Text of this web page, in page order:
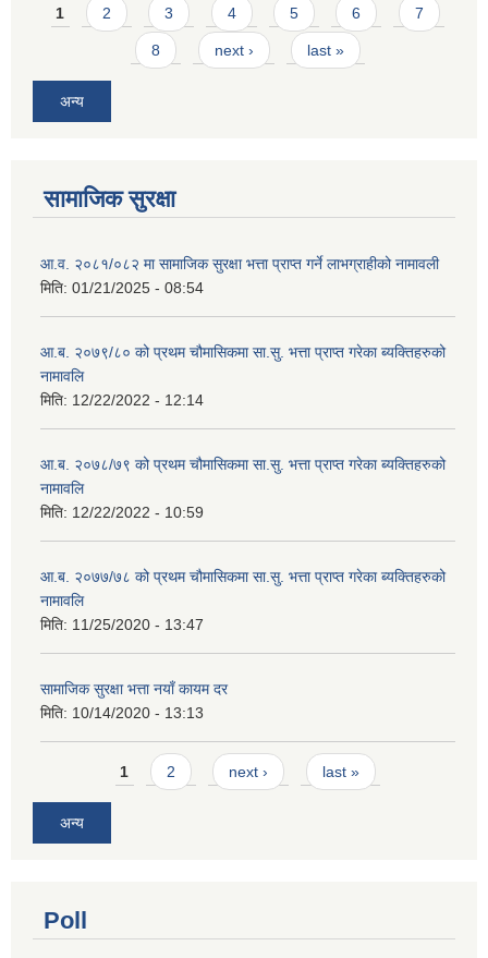
Pages
1 2 3 4 5 6 7
8 next › last »
अन्य
सामाजिक सुरक्षा
आ.व. २०८१/०८२ मा सामाजिक सुरक्षा भत्ता प्राप्त गर्ने लाभग्राहीको नामावली
मिति: 01/21/2025 - 08:54
आ.ब. २०७९/८० को प्रथम चौमासिकमा सा.सु. भत्ता प्राप्त गरेका ब्यक्तिहरुको
नामावलि
मिति: 12/22/2022 - 12:14
आ.ब. २०७८/७९ को प्रथम चौमासिकमा सा.सु. भत्ता प्राप्त गरेका ब्यक्तिहरुको
नामावलि
मिति: 12/22/2022 - 10:59
आ.ब. २०७७/७८ को प्रथम चौमासिकमा सा.सु. भत्ता प्राप्त गरेका ब्यक्तिहरुको
नामावलि
मिति: 11/25/2020 - 13:47
सामाजिक सुरक्षा भत्ता नयाँ कायम दर
मिति: 10/14/2020 - 13:13
Pages1 2 next › last »
अन्य
Poll